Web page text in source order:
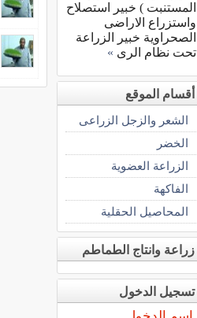
المستنبت ) خبير استصلاح
واستزراع الاراضى
الصحراوية خبير الزراعة
تحت نظام الرى »
أقسام الموقع
الشعر والزجل الزراعى
الخضر
الزراعة العضوية
الفاكهة
المحاصيل الحقلية
زراعة وانتاج الطماطم
تسجيل الدخول